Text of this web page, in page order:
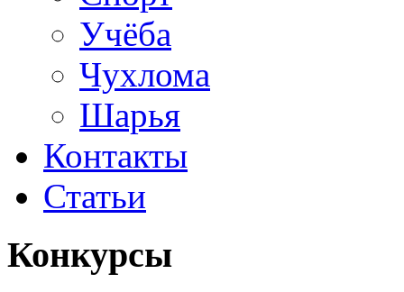
Учёба
Чухлома
Шарья
Контакты
Статьи
Конкурсы